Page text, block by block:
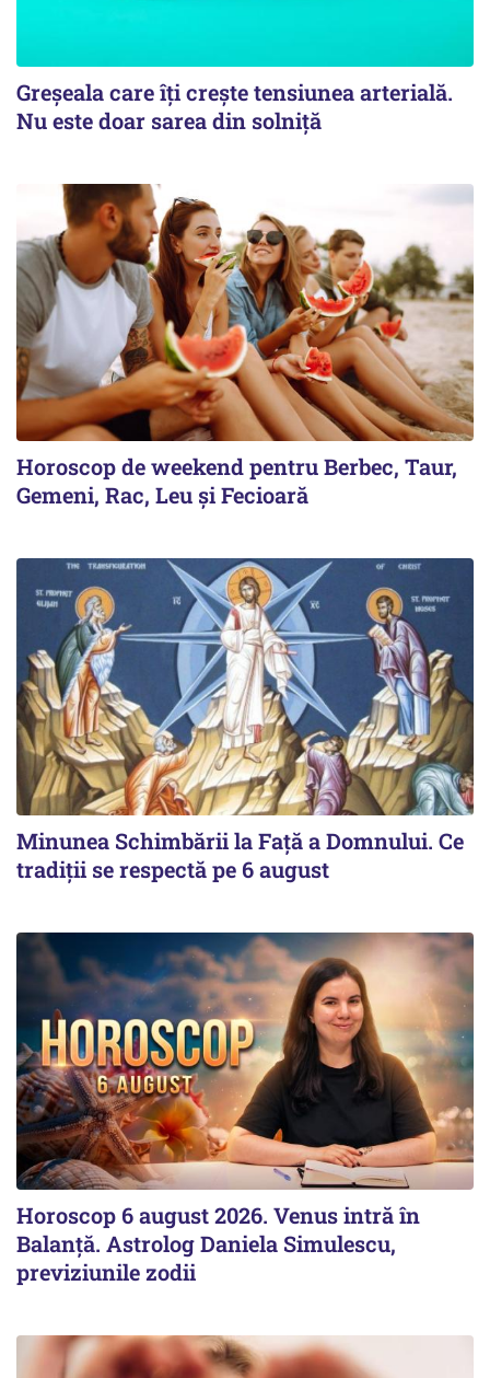
Greșeala care îți crește tensiunea arterială.
Nu este doar sarea din solniță
Horoscop de weekend pentru Berbec, Taur,
Gemeni, Rac, Leu și Fecioară
Minunea Schimbării la Față a Domnului. Ce
tradiții se respectă pe 6 august
Horoscop 6 august 2026. Venus intră în
Balanță. Astrolog Daniela Simulescu,
previziunile zodii